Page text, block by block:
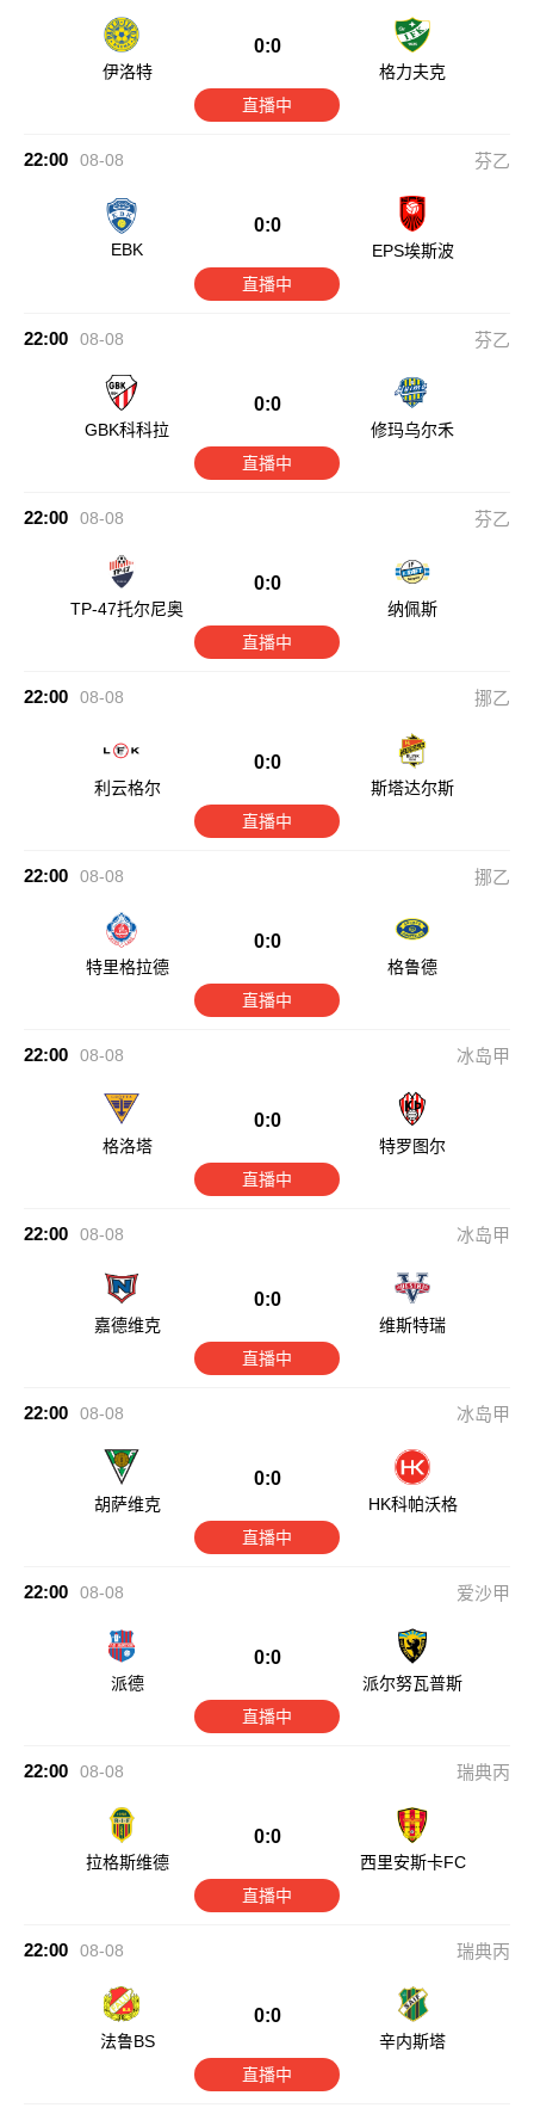
伊洛特
0:0
格力夫克
直播中
22:00 08-08 芬乙
EBK
0:0
EPS埃斯波
直播中
22:00 08-08 芬乙
GBK科科拉
0:0
修玛乌尔禾
直播中
22:00 08-08 芬乙
TP-47托尔尼奥
0:0
纳佩斯
直播中
22:00 08-08 挪乙
利云格尔
0:0
斯塔达尔斯
直播中
22:00 08-08 挪乙
特里格拉德
0:0
格鲁德
直播中
22:00 08-08 冰岛甲
格洛塔
0:0
特罗图尔
直播中
22:00 08-08 冰岛甲
嘉德维克
0:0
维斯特瑞
直播中
22:00 08-08 冰岛甲
胡萨维克
0:0
HK科帕沃格
直播中
22:00 08-08 爱沙甲
派德
0:0
派尔努瓦普斯
直播中
22:00 08-08 瑞典丙
拉格斯维德
0:0
西里安斯卡FC
直播中
22:00 08-08 瑞典丙
法鲁BS
0:0
辛内斯塔
直播中